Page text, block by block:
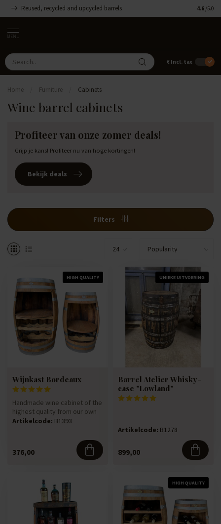
Reused, recycled and upcycled barrels 4.6 /5.0
MENU
€ Incl. tax
Home Furniture Cabinets
Wine barrel cabinets
Profiteer van onze zomer deals!
Grijp je kans! Profiteer nu van hoge kortingen!
Bekijk deals
Filters
HIGH QUALITY
Wijnkast Bordeaux
Handmade wine cabinet of the
highest quality from our own
cooperage. Made from a...
Artikelcode: B1393
376,00
UNIEKE UITVOERING
Barrel Atelier Whisky-
case "Lowland"
Artikelcode: B1278
899,00
HIGH QUALITY